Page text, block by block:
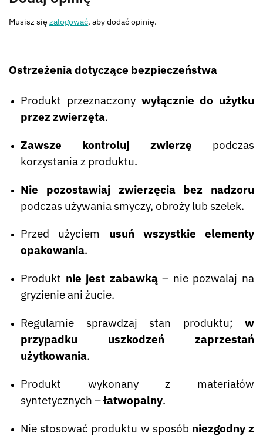
Musisz się zalogować, aby dodać opinię.
Ostrzeżenia dotyczące bezpieczeństwa
Produkt przeznaczony wyłącznie do użytku
przez zwierzęta.
Zawsze kontroluj zwierzę podczas
korzystania z produktu.
Nie pozostawiaj zwierzęcia bez nadzoru
podczas używania smyczy, obroży lub szelek.
Przed użyciem usuń wszystkie elementy
opakowania.
Produkt nie jest zabawką– nie pozwalaj na
gryzienie ani żucie.
Regularnie sprawdzaj stan produktu; w
przypadku uszkodzeń zaprzestań
użytkowania.
Produkt wykonany z materiałów
syntetycznych –łatwopalny.
Nie stosować produktu w sposób niezgodny z